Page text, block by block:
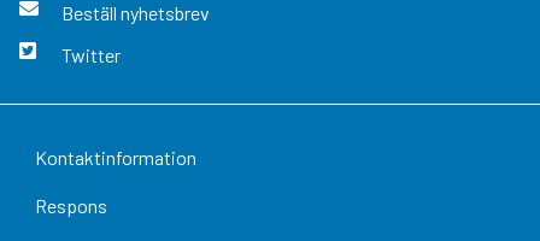
Beställ nyhetsbrev
Twitter
Kontaktinformation
Respons